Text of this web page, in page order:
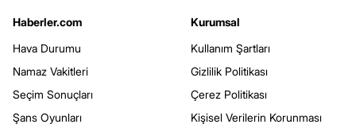
Haberler.com
Hava Durumu
Namaz Vakitleri
Seçim Sonuçları
Şans Oyunları
Kurumsal
Kullanım Şartları
Gizlilik Politikası
Çerez Politikası
Kişisel Verilerin Korunması